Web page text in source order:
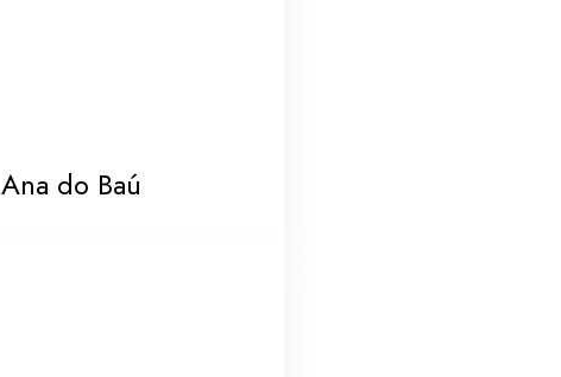
Ana do Baú